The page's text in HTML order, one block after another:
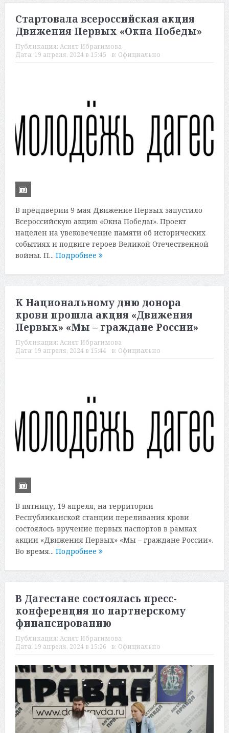
Стартовала всероссийская акция
Движения Первых «Окна Победы»
Публикация: Асият Ибрагимова
Дата: 19 апреля, 2024 в 15:45 в: Официально
В преддверии 9 мая Движение Первых запустило
Всероссийскую акцию «Окна Победы». Проект
нацелен на увековечение памяти об исторических
событиях и подвиге героев Великой Отечественной
войны. П... Подробнее
К Национальному дню донора
крови прошла акция «Движения
Первых» «Мы – граждане России»
Публикация: Асият Ибрагимова
Дата: 19 апреля, 2024 в 15:44 в: Официально
В пятницу, 19 апреля, на территории
Республиканской станции переливания крови
состоялось вручение первых паспортов в рамках
акции «Движения Первых» «Мы – граждане России».
Во время... Подробнее
В Дагестане состоялась пресс-
конференция по партнерскому
финансированию
Публикация: Асият Ибрагимова
Дата: 19 апреля, 2024 в 15:26 в: Официально